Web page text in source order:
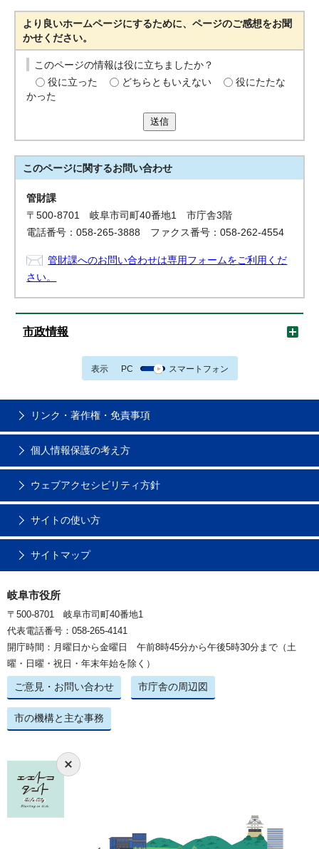
より良いホームページにするために、ページのご感想をお聞
かせください。
このページの情報は役に立ちましたか？
役に立った
どちらともいえない
役にたたな
かった
送信
このページに関するお問い合わせ
管財課
〒500-8701 岐阜市司町40番地1 市庁舎3階
電話番号：058-265-3888 ファクス番号：058-262-4554
管財課へのお問い合わせは専用フォームをご利用くだ
さい。
市政情報
表示 PC スマートフォン
リンク・著作権・免責事項
個人情報保護の考え方
ウェブアクセシビリティ方針
サイトの使い方
サイトマップ
岐阜市役所
〒500-8701 岐阜市司町40番地1
代表電話番号：058-265-4141
開庁時間：月曜日から金曜日 午前8時45分から午後5時30分まで（土
曜・日曜・祝日・年末年始を除く）
ご意見・お問い合わせ 市庁舎の周辺図
市の機構と主な事務